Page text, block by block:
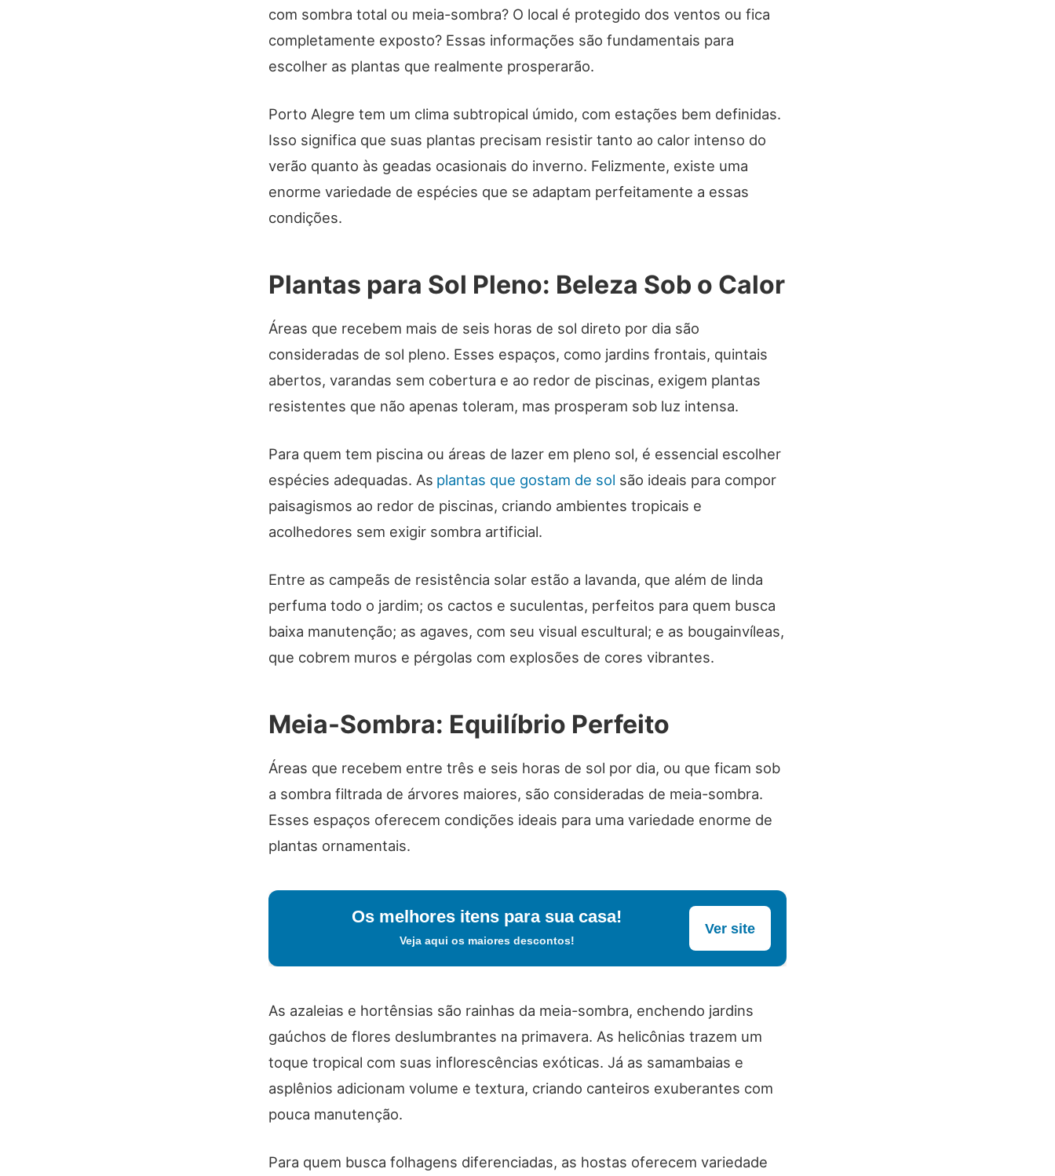
com sombra total ou meia-sombra? O local é protegido dos ventos ou fica
completamente exposto? Essas informações são fundamentais para
escolher as plantas que realmente prosperarão.
Porto Alegre tem um clima subtropical úmido, com estações bem definidas.
Isso significa que suas plantas precisam resistir tanto ao calor intenso do
verão quanto às geadas ocasionais do inverno. Felizmente, existe uma
enorme variedade de espécies que se adaptam perfeitamente a essas
condições.
Plantas para Sol Pleno: Beleza Sob o Calor
Áreas que recebem mais de seis horas de sol direto por dia são
consideradas de sol pleno. Esses espaços, como jardins frontais, quintais
abertos, varandas sem cobertura e ao redor de piscinas, exigem plantas
resistentes que não apenas toleram, mas prosperam sob luz intensa.
Para quem tem piscina ou áreas de lazer em pleno sol, é essencial escolher
espécies adequadas. As plantas que gostam de sol são ideais para compor
paisagismos ao redor de piscinas, criando ambientes tropicais e
acolhedores sem exigir sombra artificial.
Entre as campeãs de resistência solar estão a lavanda, que além de linda
perfuma todo o jardim; os cactos e suculentas, perfeitos para quem busca
baixa manutenção; as agaves, com seu visual escultural; e as bougainvíleas,
que cobrem muros e pérgolas com explosões de cores vibrantes.
Meia-Sombra: Equilíbrio Perfeito
Áreas que recebem entre três e seis horas de sol por dia, ou que ficam sob
a sombra filtrada de árvores maiores, são consideradas de meia-sombra.
Esses espaços oferecem condições ideais para uma variedade enorme de
plantas ornamentais.
Os melhores itens para sua casa!
Veja aqui os maiores descontos!
Ver site
As azaleias e hortênsias são rainhas da meia-sombra, enchendo jardins
gaúchos de flores deslumbrantes na primavera. As helicônias trazem um
toque tropical com suas inflorescências exóticas. Já as samambaias e
asplênios adicionam volume e textura, criando canteiros exuberantes com
pouca manutenção.
Para quem busca folhagens diferenciadas, as hostas oferecem variedade